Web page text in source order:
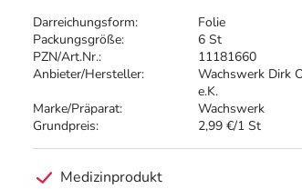
Darreichungsform:
Folie
Packungsgröße:
6 St
PZN/Art.Nr.:
11181660
Anbieter/Hersteller:
Wachswerk Dirk
e.K.
Marke/Präparat:
Wachswerk
Grundpreis:
2,99 €/1 St
Medizinprodukt